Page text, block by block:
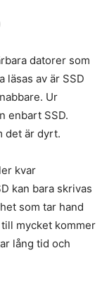
datorer som
läsas av är SSD
Ur
enbart SSD.
det är dyrt.
kvar
kan bara skrivas
som tar hand
mycket kommer
lång tid och